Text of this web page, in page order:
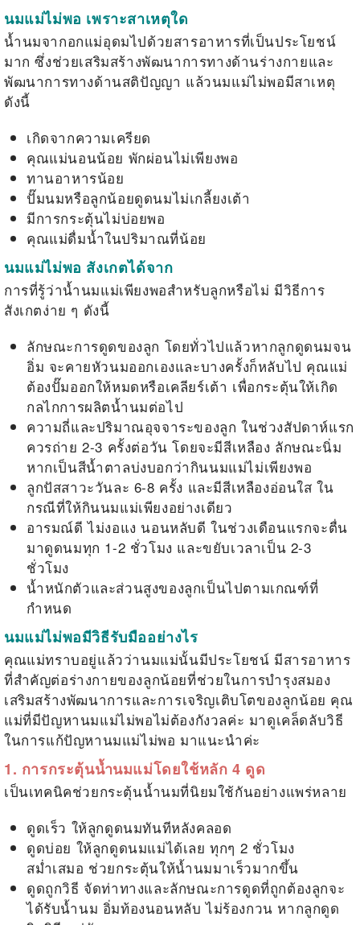
นมแม่ไม่พอ เพราะสาเหตุใด
น้ำนมจากอกแม่อุดมไปด้วยสารอาหารที่เป็นประโยชน์
มาก ซึ่งช่วยเสริมสร้างพัฒนาการทางด้านร่างกายและ
พัฒนาการทางด้านสติปัญญา แล้วนมแม่ไม่พอมีสาเหตุ
ดังนี้
เกิดจากความเครียด
คุณแม่นอนน้อย พักผ่อนไม่เพียงพอ
ทานอาหารน้อย
ปั๊มนมหรือลูกน้อยดูดนมไม่เกลี้ยงเต้า
มีการกระตุ้นไม่บ่อยพอ
คุณแม่ดื่มน้ำในปริมาณที่น้อย
นมแม่ไม่พอ สังเกตได้จาก
การที่รู้ว่าน้ำนมแม่เพียงพอสำหรับลูกหรือไม่ มีวิธีการ
สังเกตง่าย ๆ ดังนี้
ลักษณะการดูดของลูก โดยทั่วไปแล้วหากลูกดูดนมจน
อิ่ม จะคายหัวนมออกเองและบางครั้งก็หลับไป คุณแม่
ต้องปั๊มออกให้หมดหรือเคลียร์เต้า เพื่อกระตุ้นให้เกิด
กลไกการผลิตน้ำนมต่อไป
ความถี่และปริมาณอุจจาระของลูก ในช่วงสัปดาห์แรก
ควรถ่าย 2-3 ครั้งต่อวัน โดยจะมีสีเหลือง ลักษณะนิ่ม
หากเป็นสีน้ำตาลบ่งบอกว่ากินนมแม่ไม่เพียงพอ
ลูกปัสสาวะวันละ 6-8 ครั้ง และมีสีเหลืองอ่อนใส ใน
กรณีที่ให้กินนมแม่เพียงอย่างเดียว
อารมณ์ดี ไม่งอแง นอนหลับดี ในช่วงเดือนแรกจะตื่น
มาดูดนมทุก 1-2 ชั่วโมง และขยับเวลาเป็น 2-3
ชั่วโมง
น้ำหนักตัวและส่วนสูงของลูกเป็นไปตามเกณฑ์ที่
กำหนด
นมแม่ไม่พอมีวิธีรับมืออย่างไร
คุณแม่ทราบอยู่แล้วว่านมแม่นั้นมีประโยชน์ มีสารอาหาร
ที่สำคัญต่อร่างกายของลูกน้อยที่ช่วยในการบำรุงสมอง
เสริมสร้างพัฒนาการและการเจริญเติบโตของลูกน้อย คุณ
แม่ที่มีปัญหานมแม่ไม่พอไม่ต้องกังวลค่ะ มาดูเคล็ดลับวิธี
ในการแก้ปัญหานมแม่ไม่พอ มาแนะนำค่ะ
1. การกระตุ้นน้ำนมแม่โดยใช้หลัก 4 ดูด
เป็นเทคนิคช่วยกระตุ้นน้ำนมที่นิยมใช้กันอย่างแพร่หลาย
ดูดเร็ว ให้ลูกดูดนมทันทีหลังคลอด
ดูดบ่อย ให้ลูกดูดนมแม่ได้เลย ทุกๆ 2 ชั่วโมง
สม่ำเสมอ ช่วยกระตุ้นให้น้ำนมมาเร็วมากขึ้น
ดูดถูกวิธี จัดท่าทางและลักษณะการดูดที่ถูกต้องลูกจะ
ได้รับน้ำนม อิ่มท้องนอนหลับ ไม่ร้องกวน หากลูกดูด